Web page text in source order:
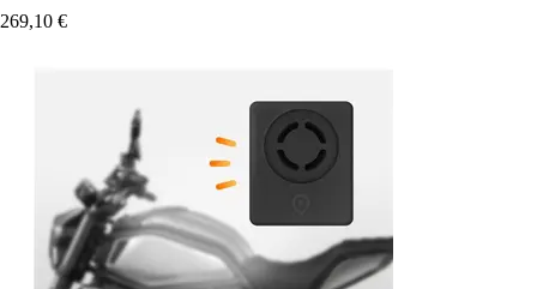
269,10 €